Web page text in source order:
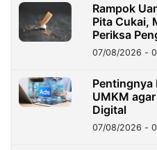
Rampok
Pita Cukai,
Periksa
07/08/2026 -
UMKM
Digital
07/08/2026 -